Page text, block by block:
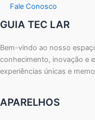
Fale Conosco
GUIA TEC LAR
Bem-vindo ao nosso
conhecimento, inovação e
experiências únicas e
APARELHOS